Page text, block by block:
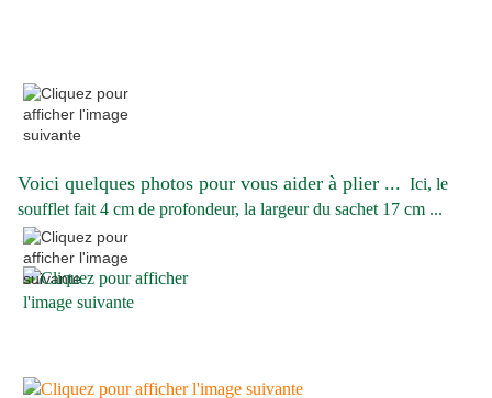
Voici quelques photos pour vous aider à plier ... Ici, le
soufflet fait 4 cm de profondeur, la largeur du sachet 17 cm ...